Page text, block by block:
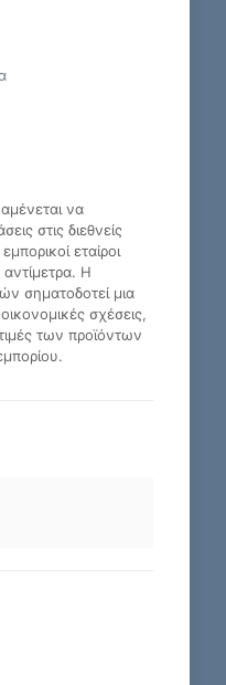
να
στις διεθνείς
εταίροι
Η
σηματοδοτεί μια
σχέσεις,
των προϊόντων